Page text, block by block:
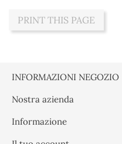
INFORMAZIONI NEGOZIO
Nostra azienda
Informazione